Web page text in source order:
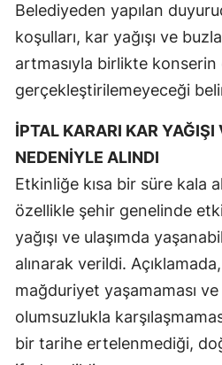
Belediyeden yapılan
koşulları, kar yağışı ve
artmasıyla birlikte
gerçekleştirilemeyeceği
İPTAL KARARI KAR YAĞIŞI
NEDENİYLE ALINDI
Etkinliğe kısa bir süre kala
özellikle şehir genelinde
yağışı ve ulaşımda
alınarak verildi.
mağduriyet yaşamaması
olumsuzlukla
bir tarihe ertelenmediği,